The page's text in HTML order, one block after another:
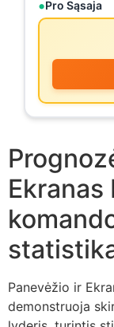
Pro Sąsaja
Ekranas
Panevėžio ir
demonstruoja